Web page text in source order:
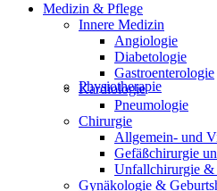
Physiotherapie
Medizin & Pflege
Innere Medizin
Angiologie
Diabetologie
Gastroenterologie
Kardiologie
Pneumologie
Chirurgie
Allgemein- und
Gefäßchirurgie
Unfallchirurgie &
Gynäkologie &